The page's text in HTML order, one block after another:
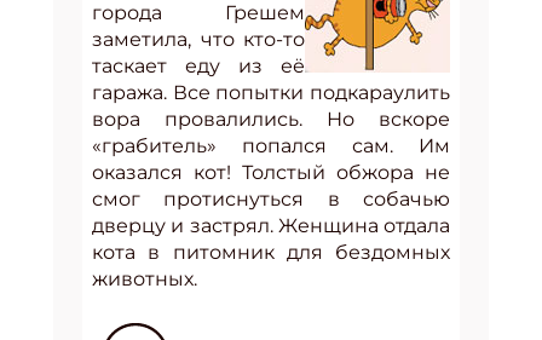
города Грешем
заметила, что кто-то
таскает еду из её
гаража. Все попытки подкараулить
вора провалились. Но вскоре
«грабитель» попался сам. Им
оказался кот! Толстый обжора не
смог протиснуться в собачью
дверцу и застрял. Женщина отдала
кота в питомник для бездомных
животных.